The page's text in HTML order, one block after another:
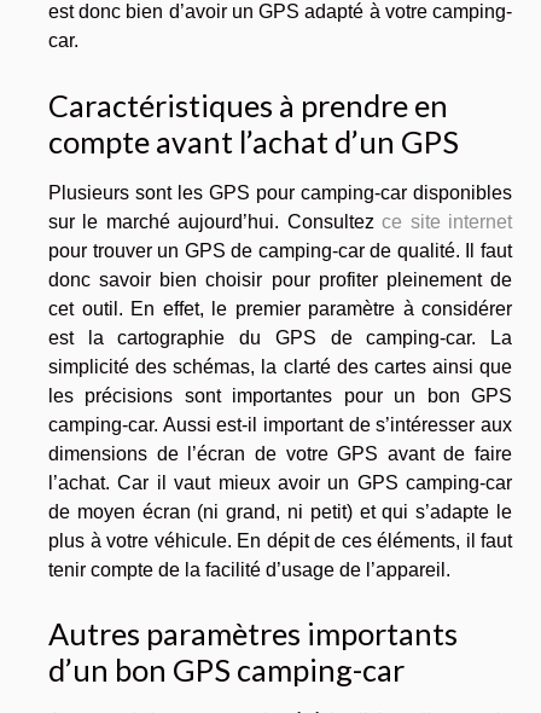
est donc bien d’avoir un GPS adapté à votre camping-
car.
Caractéristiques à prendre en
compte avant l’achat d’un GPS
Plusieurs sont les GPS pour camping-car disponibles
sur le marché aujourd’hui. Consultezce site internet
pour trouver un GPS de camping-car de qualité. Il faut
donc savoir bien choisir pour profiter pleinement de
cet outil. En effet, le premier paramètre à considérer
est la cartographie du GPS de camping-car. La
simplicité des schémas, la clarté des cartes ainsi que
les précisions sont importantes pour un bon GPS
camping-car. Aussi est-il important de s’intéresser aux
dimensions de l’écran de votre GPS avant de faire
l’achat. Car il vaut mieux avoir un GPS camping-car
de moyen écran (ni grand, ni petit) et qui s’adapte le
plus à votre véhicule. En dépit de ces éléments, il faut
tenir compte de la facilité d’usage de l’appareil.
Autres paramètres importants
d’un bon GPS camping-car